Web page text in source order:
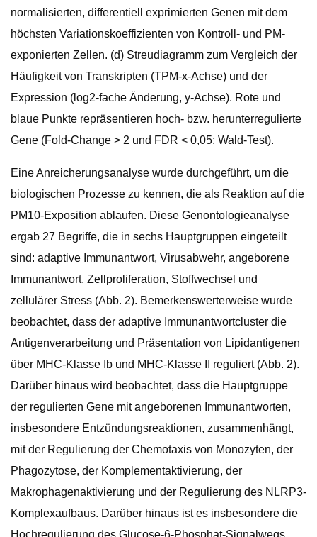
normalisierten, differentiell exprimierten Genen mit dem
höchsten Variationskoeffizienten von Kontroll- und PM-
exponierten Zellen. (d) Streudiagramm zum Vergleich der
Häufigkeit von Transkripten (TPM-x-Achse) und der
Expression (log2-fache Änderung, y-Achse). Rote und
blaue Punkte repräsentieren hoch- bzw. herunterregulierte
Gene (Fold-Change > 2 und FDR < 0,05; Wald-Test).
Eine Anreicherungsanalyse wurde durchgeführt, um die
biologischen Prozesse zu kennen, die als Reaktion auf die
PM10-Exposition ablaufen. Diese Genontologieanalyse
ergab 27 Begriffe, die in sechs Hauptgruppen eingeteilt
sind: adaptive Immunantwort, Virusabwehr, angeborene
Immunantwort, Zellproliferation, Stoffwechsel und
zellulärer Stress (Abb. 2). Bemerkenswerterweise wurde
beobachtet, dass der adaptive Immunantwortcluster die
Antigenverarbeitung und Präsentation von Lipidantigenen
über MHC-Klasse Ib und MHC-Klasse II reguliert (Abb. 2).
Darüber hinaus wird beobachtet, dass die Hauptgruppe
der regulierten Gene mit angeborenen Immunantworten,
insbesondere Entzündungsreaktionen, zusammenhängt,
mit der Regulierung der Chemotaxis von Monozyten, der
Phagozytose, der Komplementaktivierung, der
Makrophagenaktivierung und der Regulierung des NLRP3-
Komplexaufbaus. Darüber hinaus ist es insbesondere die
Hochregulierung des Glucose-6-Phosphat-Signalwegs